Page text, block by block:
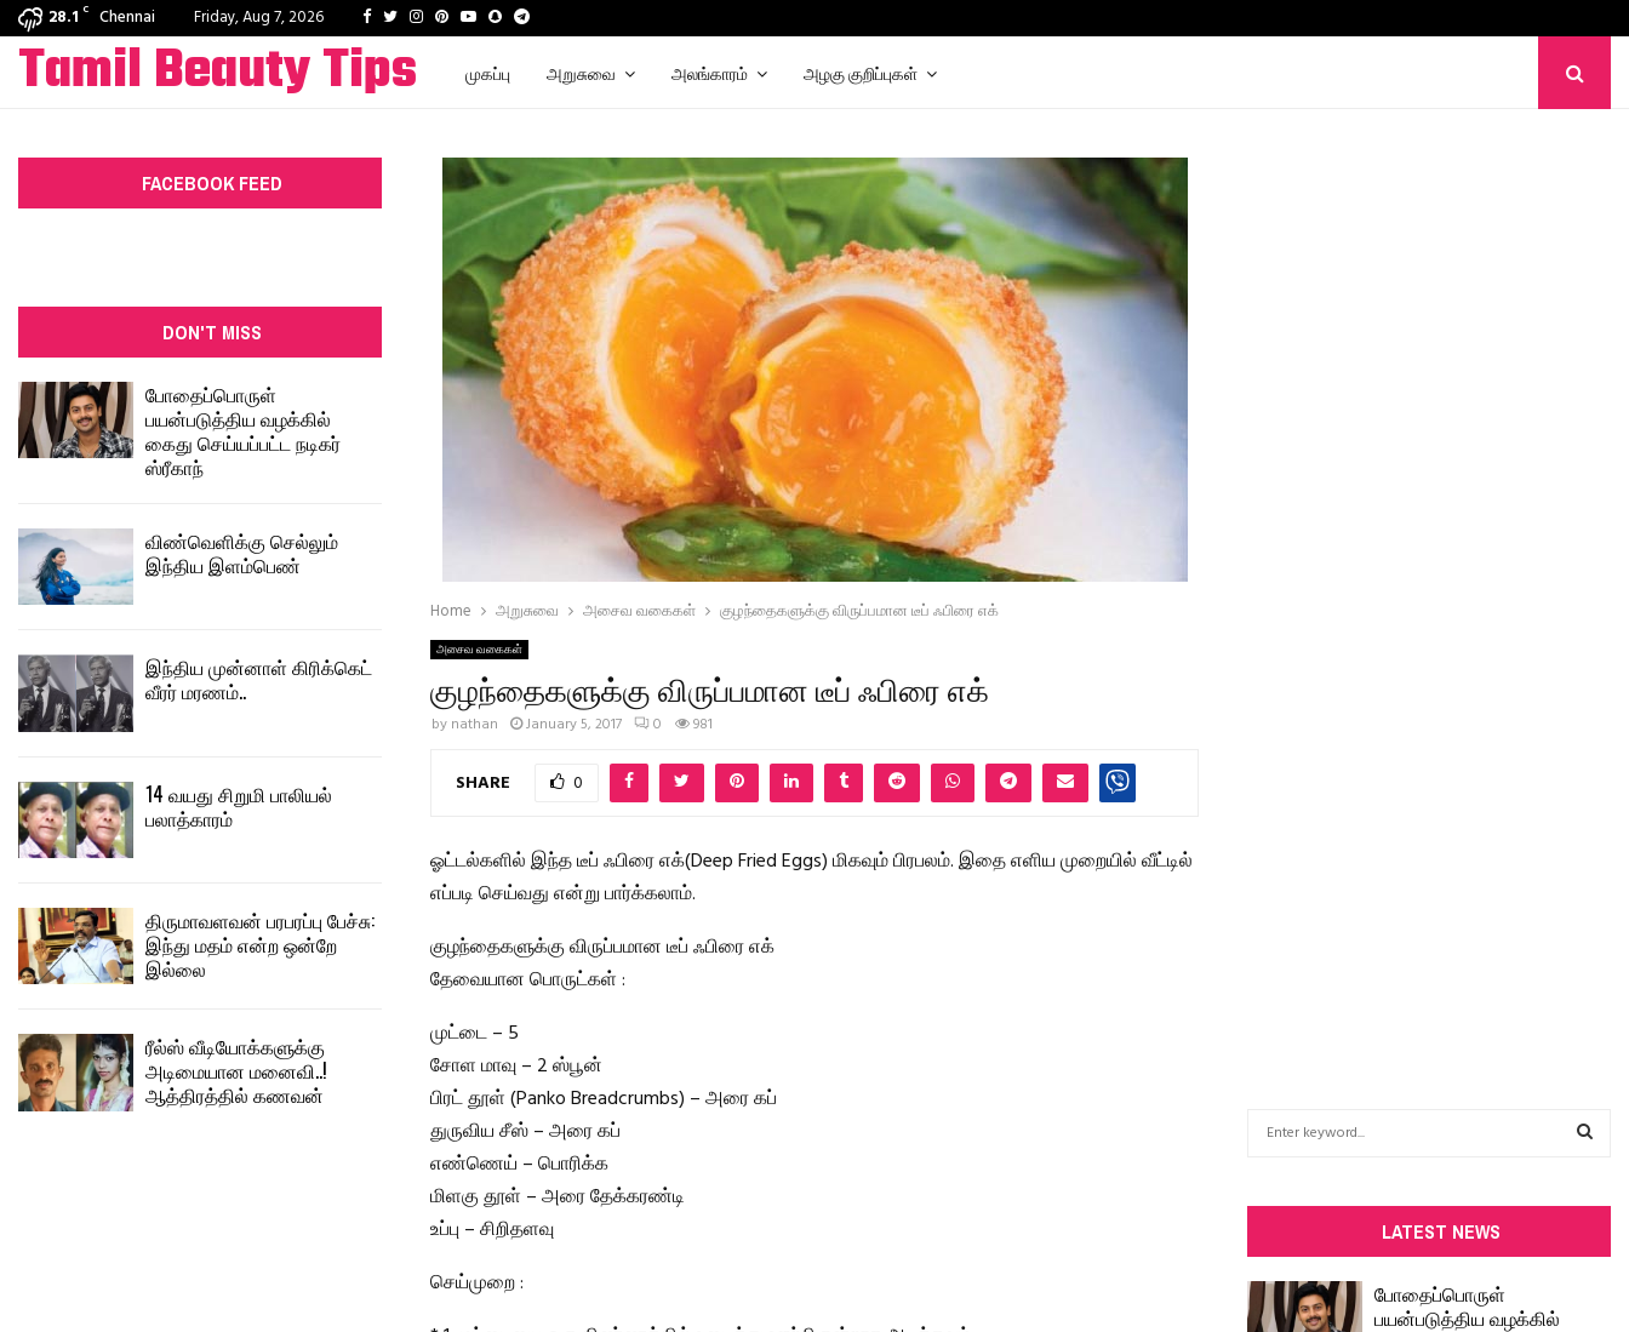
28.1 C Chennai Friday, Aug 7, 2026 Facebook
TwitterInstagram
PinterestYoutube
SnapchatTelegram
Tamil Beauty Tips முகப்பு அறுசுவை அலங்காரம் அழகு குறிப்புகள்
Home அறுசுவை அசைவ வகைகள் குழந்தைகளுக்கு விருப்பமான டீப் ஃபிரை எக்
அசைவ வகைகள்
குழந்தைகளுக்கு விருப்பமான டீப் ஃபிரை எக்
by nathan January 5, 2017 0 981
SHARE 0
ஓட்டல்களில் இந்த டீப் ஃபிரை எக்(Deep Fried Eggs) மிகவும் பிரபலம். இதை எளிய முறையில் வீட்டில்
எப்படி செய்வது என்று பார்க்கலாம்.
குழந்தைகளுக்கு விருப்பமான டீப் ஃபிரை எக்
தேவையான பொருட்கள் :
முட்டை – 5
சோள மாவு – 2 ஸ்பூன்
பிரட் தூள் (Panko Breadcrumbs) – அரை கப்
துருவிய சீஸ் – அரை கப்
எண்ணெய் – பொரிக்க
மிளகு தூள் – அரை தேக்கரண்டி
உப்பு – சிறிதளவு
செய்முறை :
FACEBOOK FEED
DON'T MISS
போதைப்பொருள்
பயன்படுத்திய வழக்கில்
கைது செய்யப்பட்ட நடிகர்
ஸ்ரீகாந்
விண்வெளிக்கு செல்லும்
இந்திய இளம்பெண்
இந்திய முன்னாள் கிரிக்கெட்
வீரர் மரணம்..
14 வயது சிறுமி பாலியல்
பலாத்காரம்
திருமாவளவன் பரபரப்பு பேச்சு:
இந்து மதம் என்ற ஒன்றே
இல்லை
ரீல்ஸ் வீடியோக்களுக்கு
அடிமையான மனைவி..!
ஆத்திரத்தில் கணவன்
f
o
r
LATEST NEWS
போதைப்பொருள்
பயன்படுத்திய வழக்கில்